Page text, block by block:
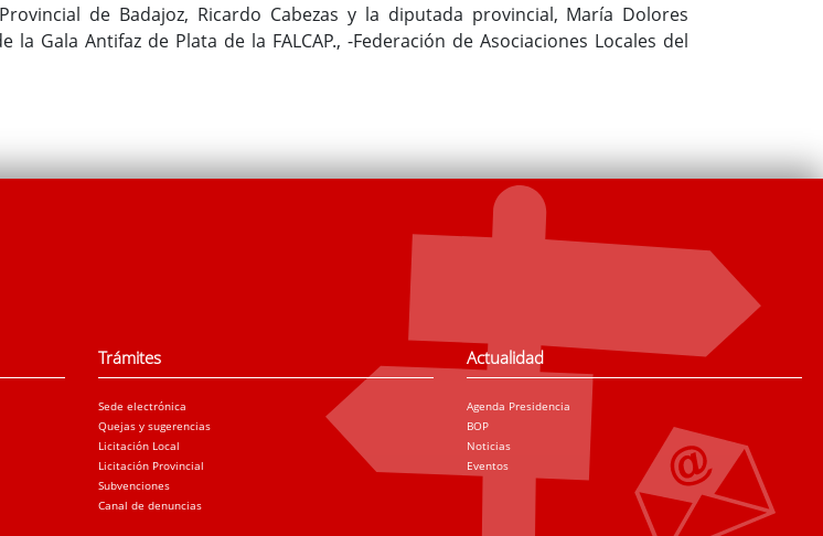
de Badajoz, Ricardo Cabezas y la diputada provincial, María Dolores
la Gala Antifaz de Plata de la FALCAP., -Federación de Asociaciones Locales del
Trámites
Sede electrónica
Quejas y sugerencias
Licitación Local
Licitación Provincial
Subvenciones
Canal de denuncias
Actualidad
Agenda Presidencia
BOP
Noticias
Eventos